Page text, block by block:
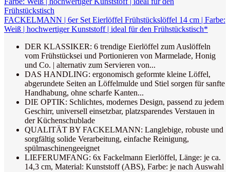
FACKELMANN | 6er Set Eierlöffel Frühstückslöffel 14 cm | Farbe:
Weiß | hochwertiger Kunststoff | ideal für den Frühstückstisch*
DER KLASSIKER: 6 trendige Eierlöffel zum Auslöffeln
vom Frühstücksei und Portionieren von Marmelade, Honig
und Co. | alternativ zum Servieren von...
DAS HANDLING: ergonomisch geformte kleine Löffel,
abgerundete Seiten an Löffelmulde und Stiel sorgen für sanfte
Handhabung, ohne scharfe Kanten...
DIE OPTIK: Schlichtes, modernes Design, passend zu jedem
Geschirr, universell einsetzbar, platzsparendes Verstauen in
der Küchenschublade
QUALITÄT BY FACKELMANN: Langlebige, robuste und
sorgfältig solide Verarbeitung, einfache Reinigung,
spülmaschinengeeignet
LIEFERUMFANG: 6x Fackelmann Eierlöffel, Länge: je ca.
14,3 cm, Material: Kunststoff (ABS), Farbe: je nach Auswahl